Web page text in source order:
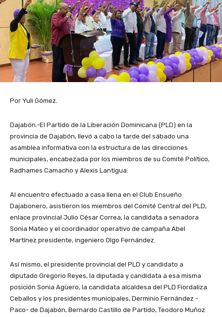
Por Yuli Gómez.
Dajabón.-El Partido de la Liberación Dominicana (PLD) en la
provincia de Dajabón, llevó a cabo la tarde del sábado una
asamblea informativa con la estructura de las direcciones
municipales, encabezada por los miembros de su Comité Político,
Radhames Camacho y Alexis Lantigua.
Al encuentro efectuado a casa llena en el Club Ensueño
Dajabonero, asistieron los miembros del Comité Central del PLD,
enlace provincial Julio César Correa, la candidata a senadora
Sonia Mateo y el coordinador operativo de campaña Abel
Martínez presidente, ingeniero Olgo Fernández.
Así mismo, el presidente provincial del PLD y candidato a
diputado Gregorio Reyes, la diputada y candidata a esa misma
posición Sonia Agüero, la candidata alcaldesa del PLD Fiordaliza
Ceballos y los presidentes municipales, Derminio Fernández -
Paco- de Dajabón, Bernardo Castillo de Partido, Teodoro Muñoz